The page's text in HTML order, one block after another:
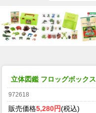
立体図鑑 フロッグボックス
972618
販売価格5,280円(税込)